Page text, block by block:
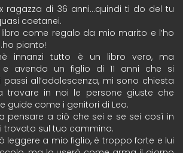
ragazza di 36 anni…quindi ti do del tu
coetanei.
come regalo da mio marito e l’ho
pianto!
innanzi tutto è un libro vero, ma
e avendo un figlio di 11 anni che si
all’adolescenza, mi sono chiesta
trovare in noi le persone giuste che
guide come i genitori di Leo.
pensare a ciò che sei e se sei così in
trovato sul tuo cammino.
leggere a mio figlio, è troppo forte e lui